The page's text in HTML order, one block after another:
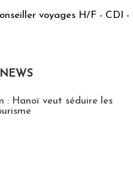
voyages H/F - CDI -
: Hanoï veut séduire les